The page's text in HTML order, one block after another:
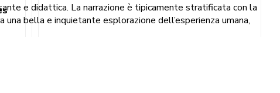
e didattica. La narrazione è tipicamente stratificata con la
bella e inquietante esplorazione dell’esperienza umana,